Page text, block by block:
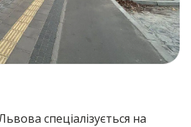
спеціалізується на